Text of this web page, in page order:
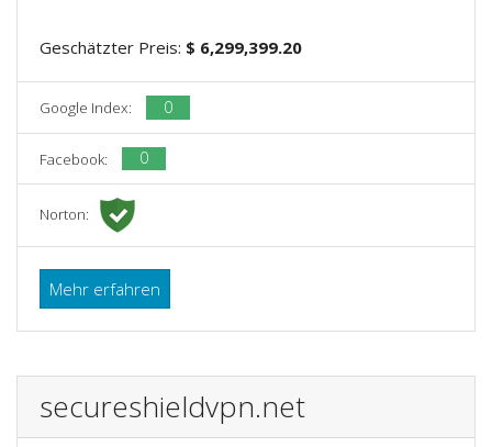
Geschätzter Preis: $ 6,299,399.20
Google Index: 0
Facebook: 0
Norton:
Mehr erfahren
secureshieldvpn.net